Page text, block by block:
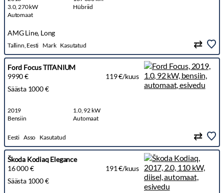
3.0, 270 kW
Hübriid
Automaat
AMG Line, Long
Tallinn, Eesti Mark Kasutatud
Ford Focus TITANIUM
9990 €
119 €/kuus
Säästa 1000 €
2019
1.0, 92 kW
Bensiin
Automaat
Eesti Asso Kasutatud
Škoda Kodiaq Elegance
16 000 €
191 €/kuus
Säästa 1000 €